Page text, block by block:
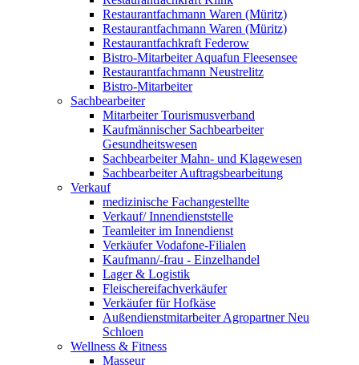
Restaurantfachmann Waren (Müritz)
Restaurantfachmann Waren (Müritz)
Restaurantfachkraft Federow
Bistro-Mitarbeiter Aquafun Fleesensee
Restaurantfachmann Neustrelitz
Bistro-Mitarbeiter
Sachbearbeiter
Mitarbeiter Tourismusverband
Kaufmännischer Sachbearbeiter
Gesundheitswesen
Sachbearbeiter Mahn- und Klagewesen
Sachbearbeiter Auftragsbearbeitung
Verkauf
medizinische Fachangestellte
Verkauf/ Innendienststelle
Teamleiter im Innendienst
Verkäufer Vodafone-Filialen
Kaufmann/-frau - Einzelhandel
Lager & Logistik
Fleischereifachverkäufer
Verkäufer für Hofkäse
Außendienstmitarbeiter Agropartner Neu
Schloen
Wellness & Fitness
Masseur